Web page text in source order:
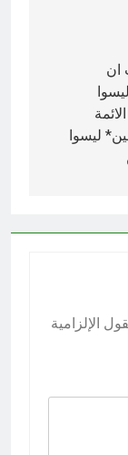
ان
ليسوا
الإلزامية